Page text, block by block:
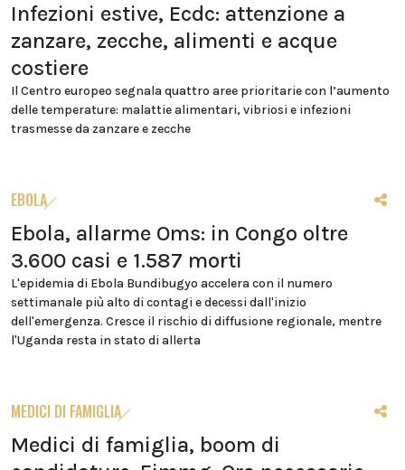
Infezioni estive, Ecdc: attenzione a
zanzare, zecche, alimenti e acque
costiere
Il Centro europeo segnala quattro aree prioritarie con l’aumento
delle temperature: malattie alimentari, vibriosi e infezioni
trasmesse da zanzare e zecche
EBOLA
Ebola, allarme Oms: in Congo oltre
3.600 casi e 1.587 morti
L'epidemia di Ebola Bundibugyo accelera con il numero
settimanale più alto di contagi e decessi dall'inizio
dell'emergenza. Cresce il rischio di diffusione regionale, mentre
l'Uganda resta in stato di allerta
MEDICI DI FAMIGLIA
Medici di famiglia, boom di